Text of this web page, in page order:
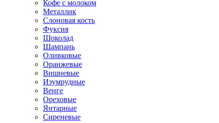
Кофе с молоком
Металлик
Слоновая кость
Фуксия
Шоколад
Шампань
Оливковые
Оранжевые
Вишневые
Изумрудные
Венге
Ореховые
Янтарные
Сиреневые